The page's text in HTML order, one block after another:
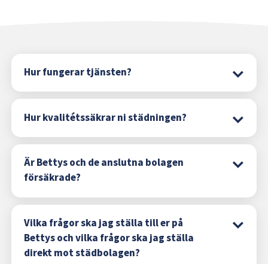
Hur fungerar tjänsten?
Hur kvalitétssäkrar ni städningen?
Är Bettys och de anslutna bolagen
försäkrade?
Vilka frågor ska jag ställa till er på
Bettys och vilka frågor ska jag ställa
direkt mot städbolagen?